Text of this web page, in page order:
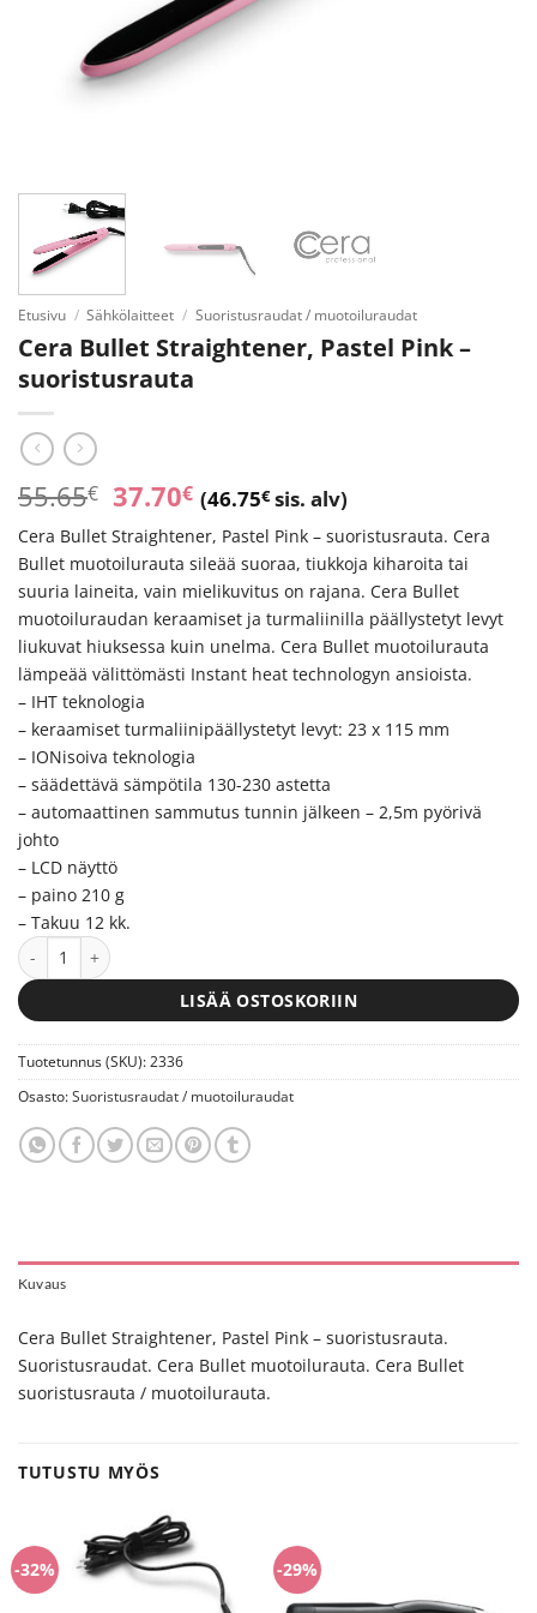
Etusivu / Sähkölaitteet / Suoristusraudat / muotoiluraudat
Cera Bullet Straightener, Pastel Pink –
suoristusrauta
55.65€ Alkuperäinen
hinta
oli:
55.65€.
37.70€Nykyinen
hinta
on:
37.70€.
(46.75€sis. alv)
Cera Bullet Straightener, Pastel Pink – suoristusrauta. Cera
Bullet muotoilurauta sileää suoraa, tiukkoja kiharoita tai
suuria laineita, vain mielikuvitus on rajana. Cera Bullet
muotoiluraudan keraamiset ja turmaliinilla päällystetyt levyt
liukuvat hiuksessa kuin unelma. Cera Bullet muotoilurauta
lämpeää välittömästi Instant heat technologyn ansioista.
– IHT teknologia
– keraamiset turmaliinipäällystetyt levyt: 23 x 115 mm
– IONisoiva teknologia
– säädettävä sämpötila 130-230 astetta
– automaattinen sammutus tunnin jälkeen – 2,5m pyörivä
johto
– LCD näyttö
– paino 210 g
– Takuu 12 kk.
Cera Bullet Straightener, Pastel Pink - suoristusrauta määrä
LISÄÄ OSTOSKORIIN
Tuotetunnus (SKU): 2336
Osasto: Suoristusraudat / muotoiluraudat
Kuvaus
Cera Bullet Straightener, Pastel Pink – suoristusrauta.
Suoristusraudat. Cera Bullet muotoilurauta. Cera Bullet
suoristusrauta / muotoilurauta.
TUTUSTU MYÖS
-32% -29%